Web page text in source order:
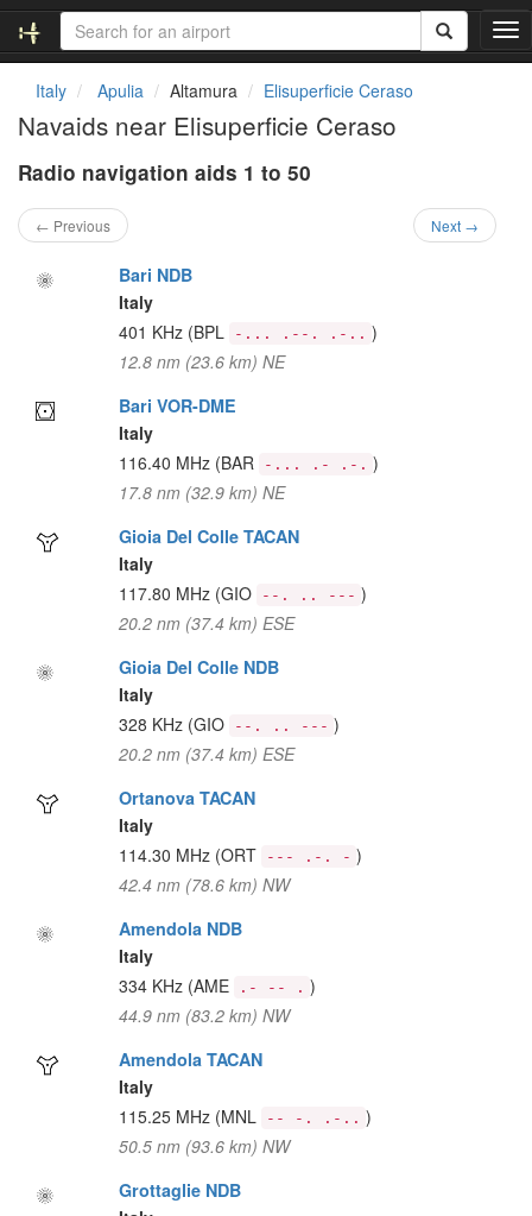
T
o
Italy Apulia Altamura Elisuperficie Ceraso
Navaids near Elisuperficie Ceraso
Radio navigation aids 1 to 50
← Previous Next →
Bari NDB
Italy
401 KHz (BPL -... .--. .-.. )
12.8 nm (23.6 km) NE
Bari VOR-DME
Italy
116.40 MHz (BAR -... .- .-. )
17.8 nm (32.9 km) NE
Gioia Del Colle TACAN
Italy
117.80 MHz (GIO --. .. --- )
20.2 nm (37.4 km) ESE
Gioia Del Colle NDB
Italy
328 KHz (GIO --. .. --- )
20.2 nm (37.4 km) ESE
Ortanova TACAN
Italy
114.30 MHz (ORT --- .-. - )
42.4 nm (78.6 km) NW
Amendola NDB
Italy
334 KHz (AME .- -- . )
44.9 nm (83.2 km) NW
Amendola TACAN
Italy
115.25 MHz (MNL -- -. .-.. )
50.5 nm (93.6 km) NW
Grottaglie NDB